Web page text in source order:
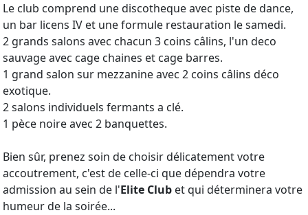
Le club comprend une discotheque avec piste de dance,
un bar licens IV et une formule restauration le samedi.
2 grands salons avec chacun 3 coins câlins, l'un deco
sauvage avec cage chaines et cage barres.
1 grand salon sur mezzanine avec 2 coins câlins déco
exotique.
2 salons individuels fermants a clé.
1 pèce noire avec 2 banquettes.
Bien sûr, prenez soin de choisir délicatement votre
accoutrement, c'est de celle-ci que dépendra votre
admission au sein de l'Elite Club et qui déterminera votre
humeur de la soirée...